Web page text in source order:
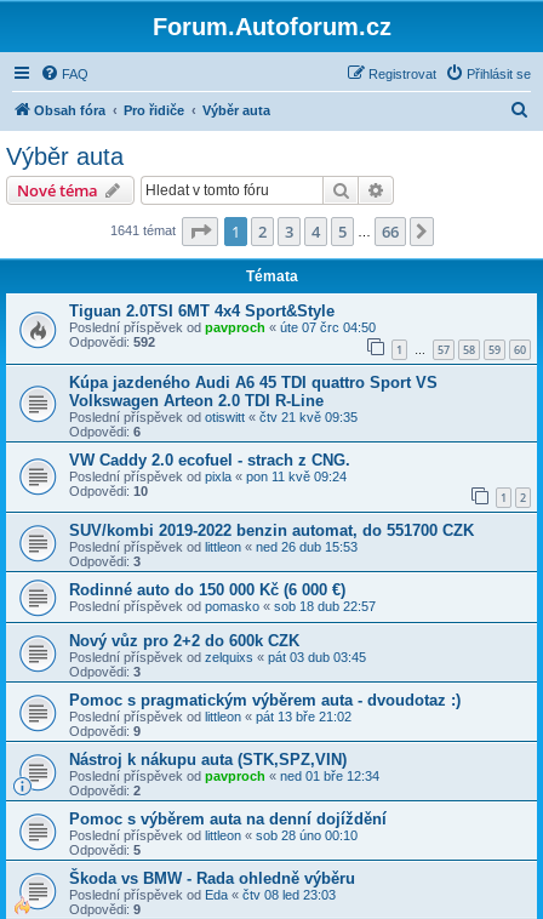
Forum.Autoforum.cz
FAQ Přihlásit se
Registrovat
Obsah fóra Pro řidiče Výběr auta
Výběr auta
Nové téma Hledat
1641 témat Stránka z 66
1 2 3 4 5 66
Témata
Tiguan 2.0TSI 6MT 4x4 Sport&Style
Poslední příspěvek od pavproch « úte 07 črc 04:50
Odpovědi: 592 1 … 57 58 59 60
Kúpa jazdeného Audi A6 45 TDI quattro Sport VS
Volkswagen Arteon 2.0 TDI R-Line
Poslední příspěvek od otiswitt « čtv 21 kvě 09:35
Odpovědi: 6
VW Caddy 2.0 ecofuel - strach z CNG.
Poslední příspěvek od pixla « pon 11 kvě 09:24
Odpovědi: 10 1 2
SUV/kombi 2019-2022 benzin automat, do 551700 CZK
Poslední příspěvek od littleon « ned 26 dub 15:53
Odpovědi: 3
Rodinné auto do 150 000 Kč (6 000 €)
Poslední příspěvek od pomasko « sob 18 dub 22:57
Nový vůz pro 2+2 do 600k CZK
Poslední příspěvek od zelquixs « pát 03 dub 03:45
Odpovědi: 3
Pomoc s pragmatickým výběrem auta - dvoudotaz :)
Poslední příspěvek od littleon « pát 13 bře 21:02
Odpovědi: 9
Nástroj k nákupu auta (STK,SPZ,VIN)
Poslední příspěvek od pavproch « ned 01 bře 12:34
Odpovědi: 2
Pomoc s výběrem auta na denní dojíždění
Poslední příspěvek od littleon « sob 28 úno 00:10
Odpovědi: 5
Škoda vs BMW - Rada ohledně výběru
Poslední příspěvek od Eda « čtv 08 led 23:03
Odpovědi: 9